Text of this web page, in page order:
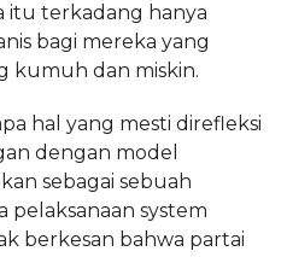
itu terkadang hanya
bagi mereka yang
kumuh dan miskin.
hal yang mesti direfleksi
dengan model
sebagai sebuah
pelaksanaan system
berkesan bahwa partai